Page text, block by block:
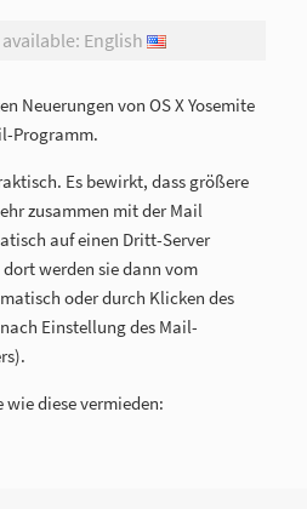
English
Neuerungen von OS X Yosemite
Programm.
Es bewirkt, dass größere
zusammen mit der Mail
auf einen Dritt-Server
werden sie dann vom
oder durch Klicken des
Einstellung des Mail-
diese vermieden: